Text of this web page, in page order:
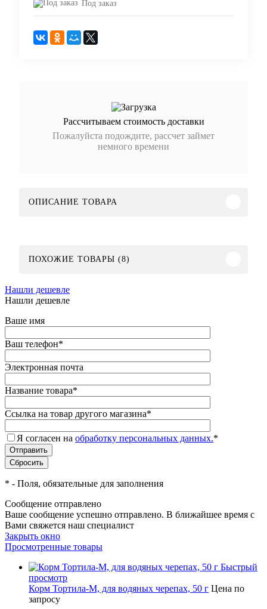
Под заказ
Рассчитываем стоимость доставки
Пожалуйста подождите, рассчет займет
немного времени
ОПИСАНИЕ ТОВАРА
ПОХОЖИЕ ТОВАРЫ (8)
Нашли дешевле
Нашли дешевле
Ваше имя
Ваш телефон*
Электронная почта
Название товара*
Ссылка на товар другого магазина*
Я согласен на обработку персональных данных.*
* - Поля, обязательные для заполнения
Сообщение отправлено
Ваше сообщение успешно отправлено. В ближайшее время с
Вами свяжется наш специалист
Закрыть окно
Просмотренные товары
Быстрый
просмотр
Корм Тортила-М, для водяных черепах, 50 г Цена по
запросу